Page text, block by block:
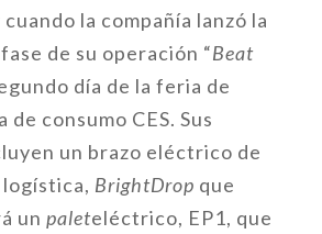
la compañía lanzó la
de su operación “Beat
día de la feria de
consumo CES. Sus
un brazo eléctrico de
BrightDrop que
un paleteléctrico, EP1, que